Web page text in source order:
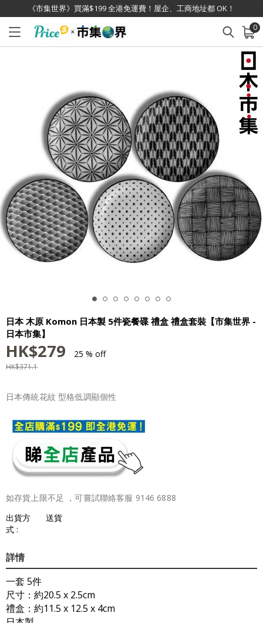
《市集世界》買滿$199 全港免運費！屋企、工商地址都 OK！
0
已加入購物車 查看
日本 木原 Komon 日本製 5件瓷餐碟 禮盒 禮盒套裝【市集世界 -
日本市集】
HK$279 25 % off
HK$371.1
日本傳統花紋 型格低調顯個性
如存貨上限不足 ，可嘗試聯絡客服 9146 6888
出貨方
式 :
送貨
詳情
一套 5件
尺寸：約20.5 x 2.5cm
禮盒：約11.5 x 12.5 x 4cm